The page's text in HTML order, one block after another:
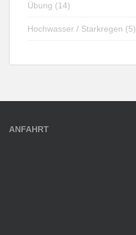
Übung (14)
Hochwasser / Starkregen (5)
ANFAHRT